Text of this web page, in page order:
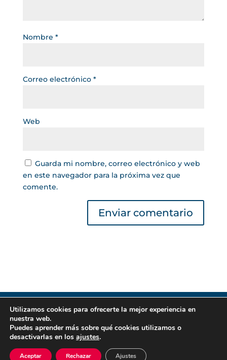
Nombre *
Correo electrónico *
Web
Guarda mi nombre, correo electrónico y web
en este navegador para la próxima vez que
comente.
Gestor de Créditos © 2022 | Lea nuestraPolítica
de Privacidad|Política de Cookies. Todos los
derechos reservados.
Utilizamos cookies para ofrecerte la mejor experiencia en
nuestra web.
Puedes aprender más sobre qué cookies utilizamos o
desactivarlas en los ajustes.
Aceptar Rechazar Ajustes